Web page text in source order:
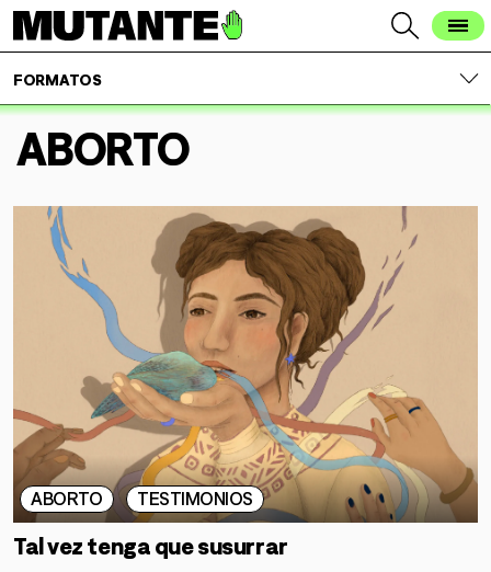
FORMATOS
ABORTO
ABORTO TESTIMONIOS
Tal vez tenga que susurrar